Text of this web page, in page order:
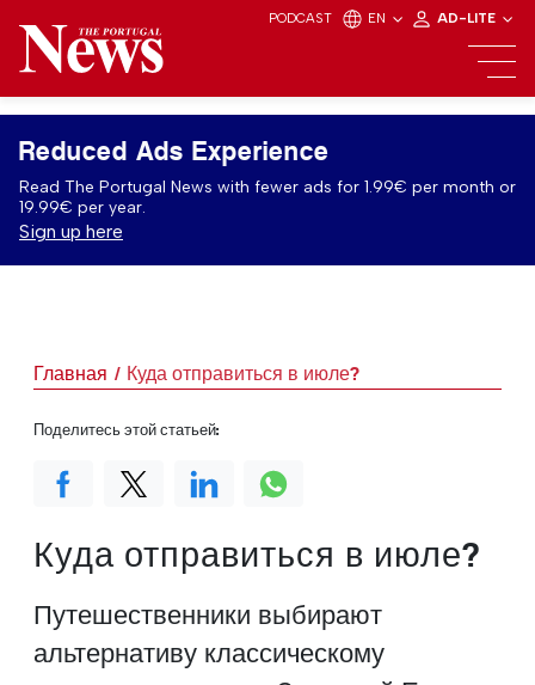
PODCAST EN AD-LITE
Reduced Ads Experience
Read The Portugal News with fewer ads for 1.99€ per month or
19.99€ per year.
Sign up here
Главная Куда отправиться в июле?
Куда отправиться в июле?
Путешественники выбирают
альтернативу классическому
Поделитесь этой статьей: